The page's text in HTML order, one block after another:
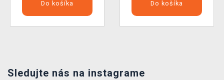
Do košíka Do košíka
Sledujte nás na instagrame